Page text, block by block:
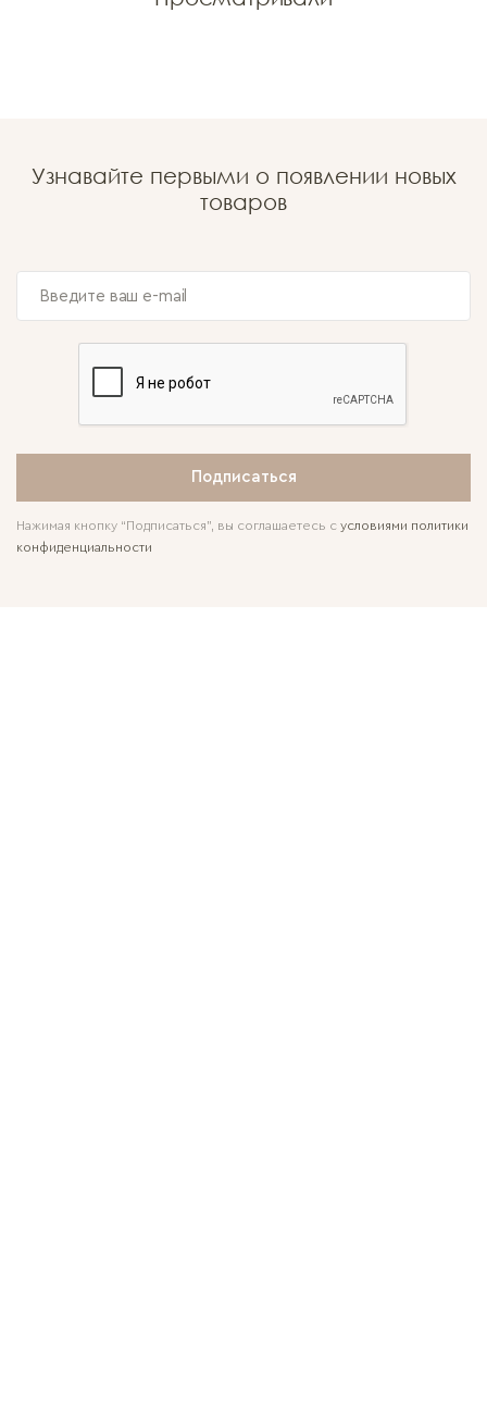
Узнавайте первыми о появлении новых
товаров
Подписаться
Нажимая кнопку “Подписаться”, вы соглашаетесь с условиями политики
конфиденциальности